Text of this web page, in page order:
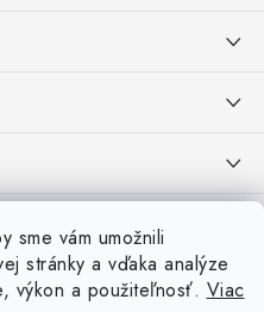
sme vám umožnili
stránky a vďaka analýze
výkon a použiteľnosť. Viac
Splátky - Home Credit